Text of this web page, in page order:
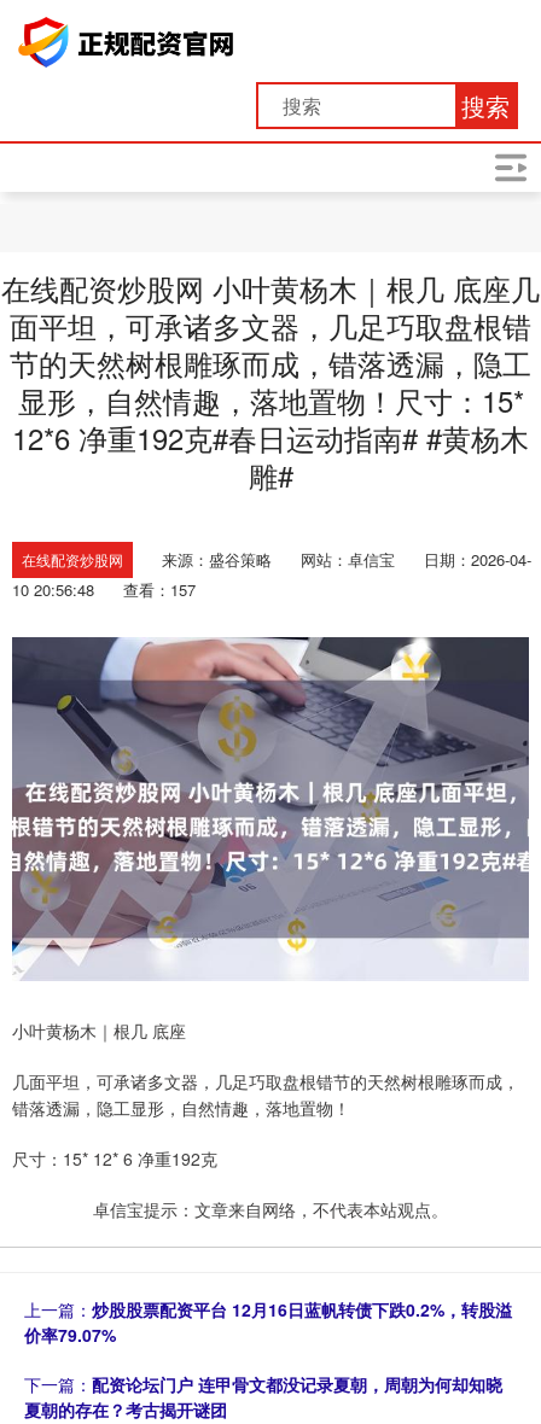
搜索
在线配资炒股网 小叶黄杨木｜根几 底座几
面平坦，可承诸多文器，几足巧取盘根错
节的天然树根雕琢而成，错落透漏，隐工
显形，自然情趣，落地置物！尺寸：15*
12*6 净重192克#春日运动指南# #黄杨木
雕#
在线配资炒股网 来源：盛谷策略 网站：卓信宝
日期：2026-04-
10 20:56:48
查看：157
小叶黄杨木｜根几 底座
几面平坦，可承诸多文器，几足巧取盘根错节的天然树根雕琢而成，
错落透漏，隐工显形，自然情趣，落地置物！
尺寸：15* 12* 6 净重192克
卓信宝提示：文章来自网络，不代表本站观点。
上一篇： 炒股股票配资平台 12月16日蓝帆转债下跌0.2%，转股溢
价率79.07%
下一篇： 配资论坛门户 连甲骨文都没记录夏朝，周朝为何却知晓
夏朝的存在？考古揭开谜团